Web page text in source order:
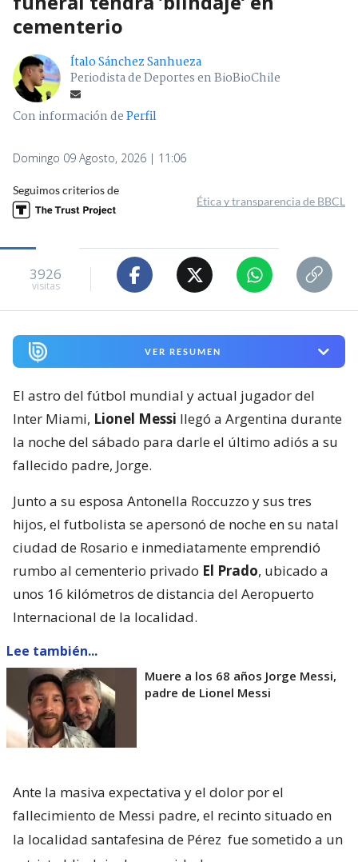
cementerio
Ítalo Sánchez Sanhueza
Periodista de Deportes en BioBioChile
Con información dePerfil
Domingo 09 Agosto, 2026 | 11:06
Seguimos criterios de
Ética y transparencia de BBCL
3926
visitas
VER RESUMEN
El astro del fútbol mundial y actual jugador del
Inter Miami, Lionel Messi llegó a Argentina durante
la noche del sábado para darle el último adiós a su
fallecido padre, Jorge.
Junto a su esposa Antonella Roccuzzo y sus tres
hijos, el futbolista se apersonó de noche en su natal
ciudad de Rosario e inmediatamente emprendió
rumbo al cementerio privado El Prado, ubicado a
unos 16 kilómetros de distancia del Aeropuerto
Internacional de la localidad.
Lee también...
Muere a los 68 años Jorge Messi,
padre de Lionel Messi
Ante la masiva expectativa y el dolor por el
fallecimiento de Messi padre, el recinto situado en
la localidad santafesina de Pérez fue sometido a un